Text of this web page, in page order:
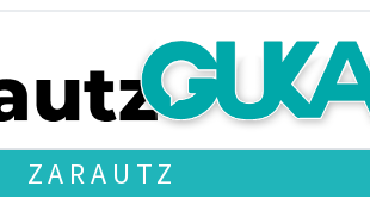
ZARAUTZ